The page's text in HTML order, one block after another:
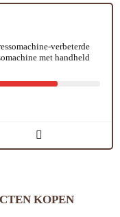
verbeterde
met handheld
KOPEN